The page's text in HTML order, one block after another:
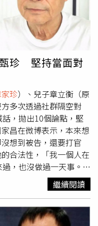
司法黃牛打著北京的旗
一路買通了當地的公
安照發岀新章，又到工
「這是鷹潭公安的職責
逞後，緊接著全副武裝
不能回國，把我公司14
都在保險箱，公安跳過
了鷹潭市這群貪官污
是有法治尊嚴的國家。
死的時候大家再理直氣
關注的是，他的兒子章
，還頂著蘑菇頭，做
立衡還回應友人，「兄
還在後面呢。」
珍 堅持當面對
珍）、兒子章立衡（原
多次透過社群隔空對
，拋出10個論點，堅
昌在微博表示，本來想
想到被告，還要打官
合法性，「我一個人在
，也沒做過一天事。怎
昌要求釐清與甄珍的10
2.我是什麼職務？3.她
風嗎？4.我的金主方姐
明明在我公司，她叫北
繼續閱讀